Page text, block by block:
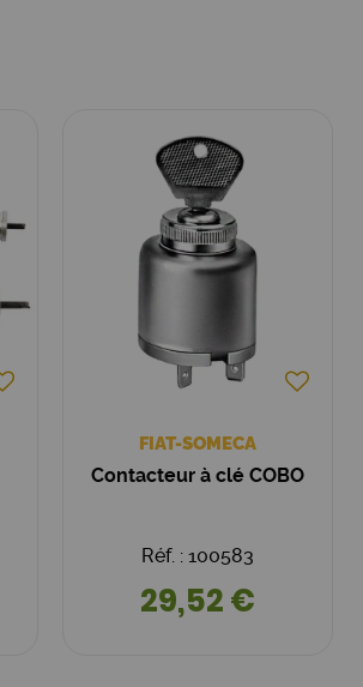
FIAT-SOMECA
Contacteur à clé COBO
Réf. : 100583
29,52 €